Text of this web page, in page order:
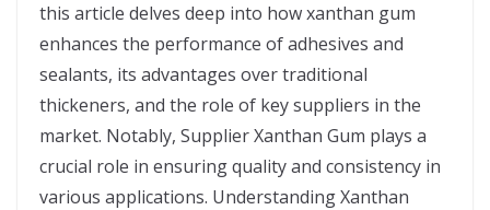
this article delves deep into how xanthan gum
enhances the performance of adhesives and
sealants, its advantages over traditional
thickeners, and the role of key suppliers in the
market. Notably, Supplier Xanthan Gum plays a
crucial role in ensuring quality and consistency in
various applications. Understanding Xanthan